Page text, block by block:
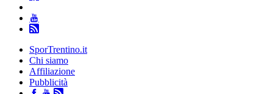
SporTrentino.it
Chi siamo
Affiliazione
Pubblicità